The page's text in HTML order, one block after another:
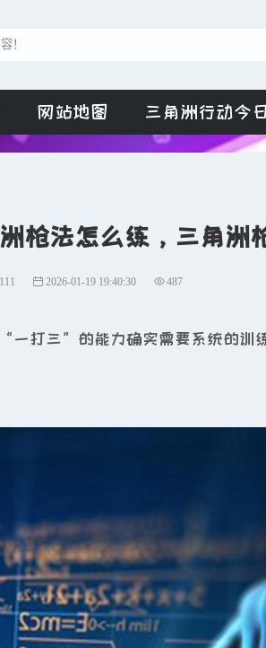
网站地图 三角洲行动今
枪法怎么练，三角洲
2026-01-19 19:40:30 487
打三”的能力确实需要系统的训